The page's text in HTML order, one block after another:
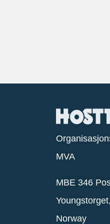
MVA
MBE 346
Norway